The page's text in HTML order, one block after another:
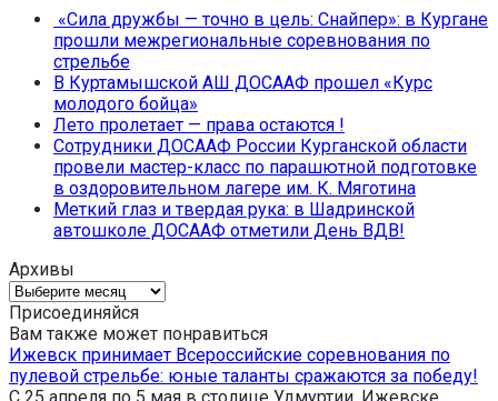
«Сила дружбы — точно в цель: Снайпер»: в Кургане
прошли межрегиональные соревнования по
стрельбе
В Куртамышской АШ ДОСААФ прошел «Курс
молодого бойца»
Лето пролетает — права остаются !
Сотрудники ДОСААФ России Курганской области
провели мастер-класс по парашютной подготовке
в оздоровительном лагере им. К. Мяготина
Меткий глаз и твердая рука: в Шадринской
автошколе ДОСААФ отметили День ВДВ!
Архивы
Архивы
Присоединяйся
Вам также может понравиться
Ижевск принимает Всероссийские соревнования по
пулевой стрельбе: юные таланты сражаются за победу!